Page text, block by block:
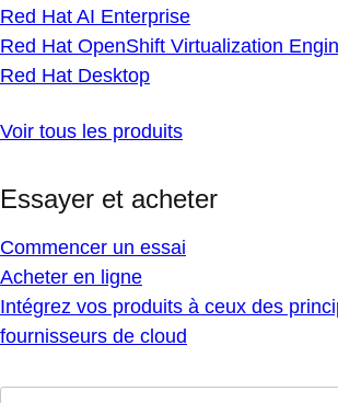
Red Hat AI Enterprise
Red Hat OpenShift Virtualization
Red Hat Desktop
Voir tous les produits
Essayer et acheter
Commencer un essai
Acheter en ligne
Intégrez vos produits à ceux des
fournisseurs de cloud